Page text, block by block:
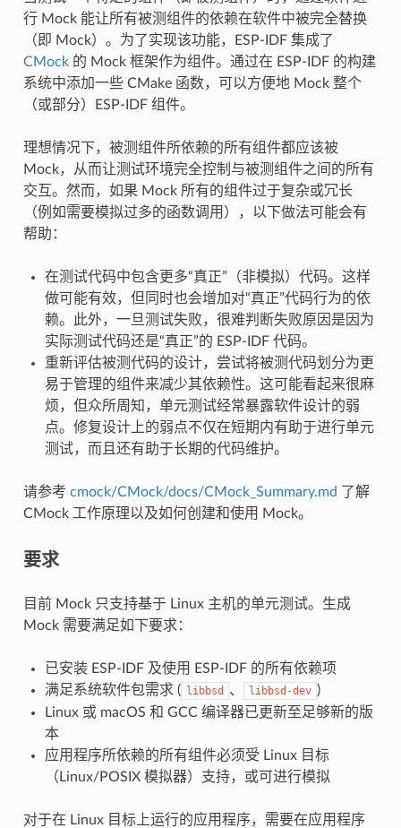
行 Mock 能让所有被测组件的依赖在软件中被完全替换
（即 Mock）。为了实现该功能，ESP-IDF 集成了
CMock的 Mock 框架作为组件。通过在 ESP-IDF 的构建
系统中添加一些 CMake 函数，可以方便地 Mock 整个
（或部分）ESP-IDF 组件。
理想情况下，被测组件所依赖的所有组件都应该被
Mock，从而让测试环境完全控制与被测组件之间的所有
交互。然而，如果 Mock 所有的组件过于复杂或冗长
（例如需要模拟过多的函数调用），以下做法可能会有
帮助：
在测试代码中包含更多“真正”（非模拟）代码。这样
做可能有效，但同时也会增加对“真正”代码行为的依
赖。此外，一旦测试失败，很难判断失败原因是因为
实际测试代码还是“真正”的 ESP-IDF 代码。
重新评估被测代码的设计，尝试将被测代码划分为更
易于管理的组件来减少其依赖性。这可能看起来很麻
烦，但众所周知，单元测试经常暴露软件设计的弱
点。修复设计上的弱点不仅在短期内有助于进行单元
测试，而且还有助于长期的代码维护。
请参考 cmock/CMock/docs/CMock_Summary.md
了解
CMock 工作原理以及如何创建和使用 Mock。
要求
目前 Mock 只支持基于 Linux 主机的单元测试。生成
Mock 需要满足如下要求：
已安装 ESP-IDF 及使用 ESP-IDF 的所有依赖项
满足系统软件包需求 ( libbsd 、 libbsd-dev )
Linux 或 macOS 和 GCC 编译器已更新至足够新的版
本
应用程序所依赖的所有组件必须受 Linux 目标
（Linux/POSIX 模拟器）支持，或可进行模拟
对于在 Linux 目标上运行的应用程序，需要在应用程序